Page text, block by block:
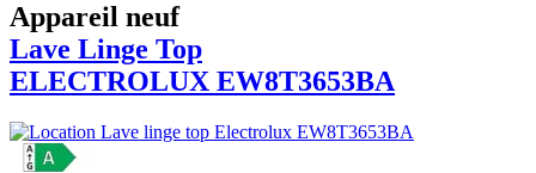
Appareil neuf
Lave Linge Top
ELECTROLUX EW8T3653BA